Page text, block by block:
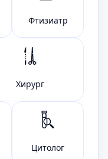
Фтизиатр
Хирург
Цитолог